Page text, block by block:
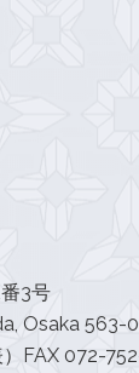
3号
Osaka 563-
FAX 072-